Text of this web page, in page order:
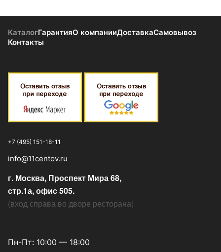
КаталогГарантияО компанииДоставкаСамовывоз
Контакты
+7 (495) 151-18-11
info@11centov.ru
г. Москва, Проспект Мира 68,
стр.1а, офис 505.
(вход справа во дворе ресторана)
Пн-Пт: 10:00 — 18:00